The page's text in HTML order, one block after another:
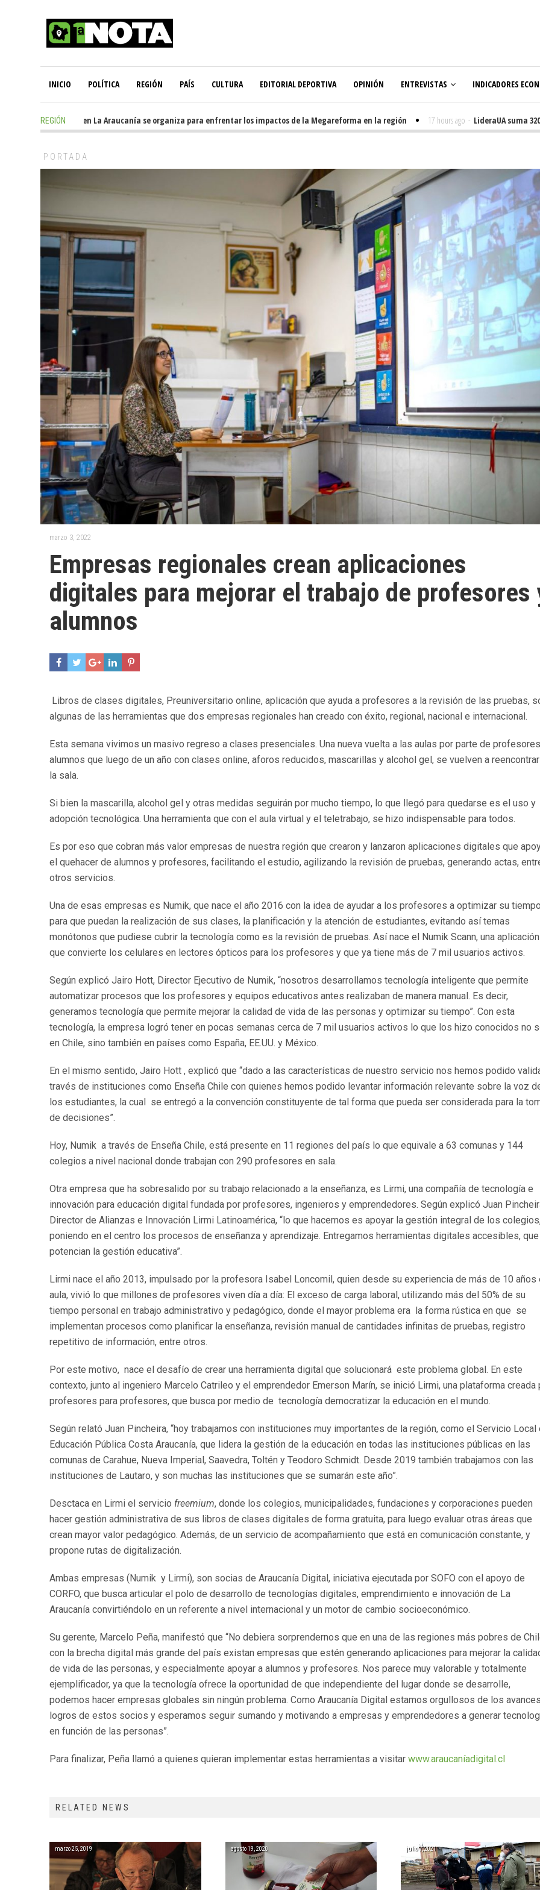
INICIO POLÍTICA REGIÓN PAÍS CULTURA EDITORIAL DEPORTIVA OPINIÓN ENTREVISTAS INDICADORES
REGIÓN
Oposición en La Araucanía se organiza para enfrentar los impactos de la Megareforma en la región 17 hours ago - LideraUA suma 320
PORTADA
marzo 3, 2022
Empresas regionales crean aplicaciones
digitales para mejorar el trabajo de profesores
alumnos
Libros de clases digitales, Preuniversitario online, aplicación que ayuda a profesores a la revisión de las pruebas,
algunas de las herramientas que dos empresas regionales han creado con éxito, regional, nacional e internacional.
Esta semana vivimos un masivo regreso a clases presenciales. Una nueva vuelta a las aulas por parte de
alumnos que luego de un año con clases online, aforos reducidos, mascarillas y alcohol gel, se vuelven a
la sala.
Si bien la mascarilla, alcohol gel y otras medidas seguirán por mucho tiempo, lo que llegó para quedarse es el uso y
adopción tecnológica. Una herramienta que con el aula virtual y el teletrabajo, se hizo indispensable para todos.
Es por eso que cobran más valor empresas de nuestra región que crearon y lanzaron aplicaciones digitales que
el quehacer de alumnos y profesores, facilitando el estudio, agilizando la revisión de pruebas, generando actas,
otros servicios.
Una de esas empresas es Numik, que nace el año 2016 con la idea de ayudar a los profesores a optimizar su tiempo
para que puedan la realización de sus clases, la planificación y la atención de estudiantes, evitando así temas
monótonos que pudiese cubrir la tecnología como es la revisión de pruebas. Así nace el Numik Scann, una aplicación
que convierte los celulares en lectores ópticos para los profesores y que ya tiene más de 7 mil usuarios activos.
Según explicó Jairo Hott, Director Ejecutivo de Numik, “nosotros desarrollamos tecnología inteligente que permite
automatizar procesos que los profesores y equipos educativos antes realizaban de manera manual. Es decir,
generamos tecnología que permite mejorar la calidad de vida de las personas y optimizar su tiempo”. Con esta
tecnología, la empresa logró tener en pocas semanas cerca de 7 mil usuarios activos lo que los hizo conocidos no
en Chile, sino también en países como España, EE.UU. y México.
En el mismo sentido, Jairo Hott , explicó que “dado a las características de nuestro servicio nos hemos podido
través de instituciones como Enseña Chile con quienes hemos podido levantar información relevante sobre la voz
los estudiantes, la cual se entregó a la convención constituyente de tal forma que pueda ser considerada para la
de decisiones”.
Hoy, Numik a través de Enseña Chile, está presente en 11 regiones del país lo que equivale a 63 comunas y 144
colegios a nivel nacional donde trabajan con 290 profesores en sala.
Otra empresa que ha sobresalido por su trabajo relacionado a la enseñanza, es Lirmi, una compañía de tecnología e
innovación para educación digital fundada por profesores, ingenieros y emprendedores. Según explicó Juan
Director de Alianzas e Innovación Lirmi Latinoamérica, “lo que hacemos es apoyar la gestión integral de los
poniendo en el centro los procesos de enseñanza y aprendizaje. Entregamos herramientas digitales accesibles, que
potencian la gestión educativa”.
Lirmi nace el año 2013, impulsado por la profesora Isabel Loncomil, quien desde su experiencia de más de 10 años
aula, vivió lo que millones de profesores viven día a día: El exceso de carga laboral, utilizando más del 50% de su
tiempo personal en trabajo administrativo y pedagógico, donde el mayor problema era la forma rústica en que se
implementan procesos como planificar la enseñanza, revisión manual de cantidades infinitas de pruebas, registro
repetitivo de información, entre otros.
Por este motivo, nace el desafío de crear una herramienta digital que solucionará este problema global. En este
contexto, junto al ingeniero Marcelo Catrileo y el emprendedor Emerson Marín, se inició Lirmi, una plataforma creada
profesores para profesores, que busca por medio de tecnología democratizar la educación en el mundo.
Según relató Juan Pincheira, “hoy trabajamos con instituciones muy importantes de la región, como el Servicio Local
Educación Pública Costa Araucanía, que lidera la gestión de la educación en todas las instituciones públicas en las
comunas de Carahue, Nueva Imperial, Saavedra, Toltén y Teodoro Schmidt. Desde 2019 también trabajamos con las
instituciones de Lautaro, y son muchas las instituciones que se sumarán este año”.
Desctaca en Lirmi el servicio freemium, donde los colegios, municipalidades, fundaciones y corporaciones pueden
hacer gestión administrativa de sus libros de clases digitales de forma gratuita, para luego evaluar otras áreas que
crean mayor valor pedagógico. Además, de un servicio de acompañamiento que está en comunicación constante, y
propone rutas de digitalización.
Ambas empresas (Numik y Lirmi), son socias de Araucanía Digital, iniciativa ejecutada por SOFO con el apoyo de
CORFO, que busca articular el polo de desarrollo de tecnologías digitales, emprendimiento e innovación de La
Araucanía convirtiéndolo en un referente a nivel internacional y un motor de cambio socioeconómico.
Su gerente, Marcelo Peña, manifestó que “No debiera sorprendernos que en una de las regiones más pobres de
con la brecha digital más grande del país existan empresas que estén generando aplicaciones para mejorar la
de vida de las personas, y especialmente apoyar a alumnos y profesores. Nos parece muy valorable y totalmente
ejemplificador, ya que la tecnología ofrece la oportunidad de que independiente del lugar donde se desarrolle,
podemos hacer empresas globales sin ningún problema. Como Araucanía Digital estamos orgullosos de los
logros de estos socios y esperamos seguir sumando y motivando a empresas y emprendedores a generar
en función de las personas”.
Para finalizar, Peña llamó a quienes quieran implementar estas herramientas a visitar www.araucaníadigital.cl
RELATED NEWS
marzo 25, 2019 agosto 19, 2020 julio 7, 2021